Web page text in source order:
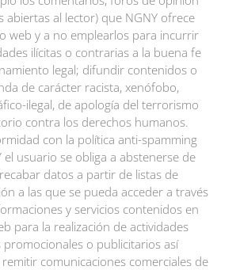
abiertas al lector) que NGNY ofrece
web y a no emplearlos para incurrir
ilícitas o contrarias a la buena fe
legal; difundir contenidos o
de carácter racista, xenófobo,
ilegal, de apología del terrorismo
contra los derechos humanos.
con la política anti-spamming
el usuario se obliga a abstenerse de
datos a partir de listas de
a las que se pueda acceder a través
y servicios contenidos en
para la realización de actividades
promocionales o publicitarios así
comunicaciones comerciales de